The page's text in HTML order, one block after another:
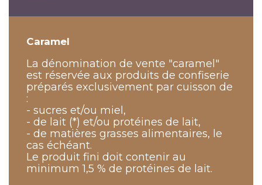
Caramel
La dénomination de vente "caramel"
est réservée aux produits de confiserie
préparés exclusivement par cuisson de
:
- sucres et/ou miel,
- de lait (*) et/ou protéines de lait,
- de matières grasses alimentaires, le
cas échéant.
Le produit fini doit contenir au
minimum 1,5 % de protéines de lait.